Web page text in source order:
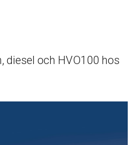
diesel och HVO100 hos